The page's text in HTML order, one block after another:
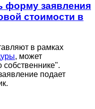
форму заявления
стоимости в
в рамках
, может
подает